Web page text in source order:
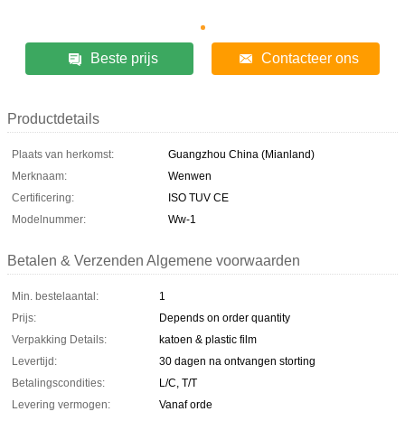
Beste prijs Contacteer ons
Productdetails
Plaats van herkomst:
Guangzhou China (Mianland)
Merknaam:
Wenwen
Certificering:
ISO TUV CE
Modelnummer:
Ww-1
Betalen & Verzenden Algemene voorwaarden
Min. bestelaantal:
1
Prijs:
Depends on order quantity
Verpakking Details:
katoen & plastic film
Levertijd:
30 dagen na ontvangen storting
Betalingscondities:
L/C, T/T
Levering vermogen:
Vanaf orde